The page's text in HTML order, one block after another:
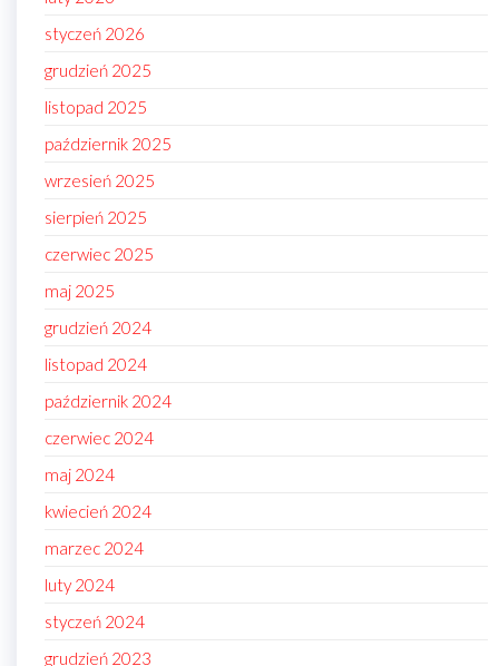
styczeń 2026
grudzień 2025
listopad 2025
październik 2025
wrzesień 2025
sierpień 2025
czerwiec 2025
maj 2025
grudzień 2024
listopad 2024
październik 2024
czerwiec 2024
maj 2024
kwiecień 2024
marzec 2024
luty 2024
styczeń 2024
grudzień 2023